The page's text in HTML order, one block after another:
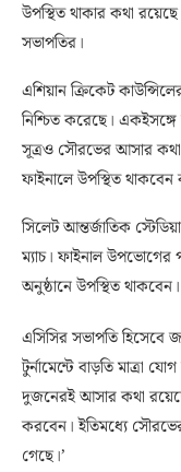
উপস্থিত থাকার কথা
সভাপতির।
এশিয়ান ক্রিকেট
নিশ্চিত করেছে। একইসঙ্গে
সূত্রও সৌরভের আসার
ফাইনালে উপস্থিত থাকবেন
সিলেট আন্তর্জাতিক
ম্যাচ। ফাইনাল উপভোগের
অনুষ্ঠানে উপস্থিত
এসিসির সভাপতি
টুর্নামেন্টে বাড়তি মাত্রা
দুজনেরই আসার কথা
করবেন। ইতিমধ্যে
গেছে।’